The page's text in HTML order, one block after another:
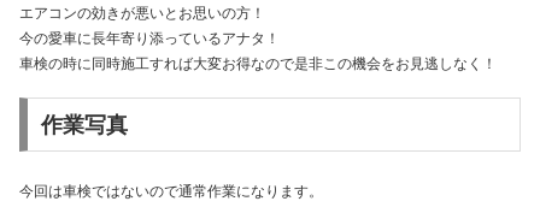
エアコンの効きが悪いとお思いの方！
今の愛車に長年寄り添っているアナタ！
車検の時に同時施工すれば大変お得なので是非この機会をお見逃しなく！
作業写真
今回は車検ではないので通常作業になります。